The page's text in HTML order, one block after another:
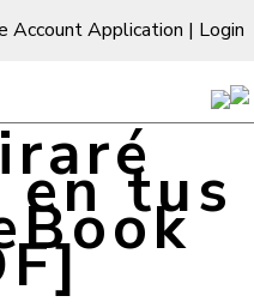
Account Application | Login
en tus